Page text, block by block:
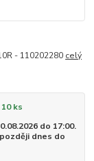
- 110202280 celý
ks
do 17:00.
dnes do